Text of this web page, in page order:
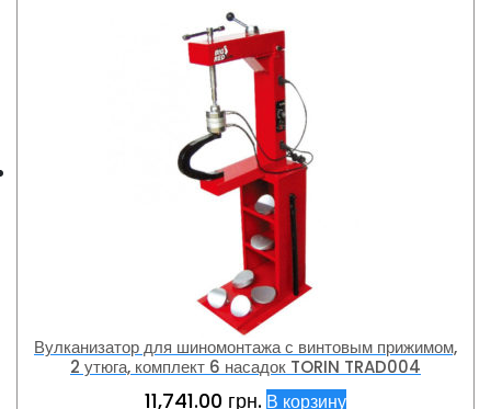
Вулканизатор для шиномонтажа с винтовым прижимом,
2 утюга, комплект 6 насадок TORIN TRAD004
11,741.00 грн. В корзину